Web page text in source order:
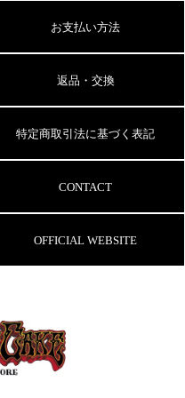
お支払い方法
返品・交換
特定商取引法に基づく表記
CONTACT
OFFICIAL WEBSITE